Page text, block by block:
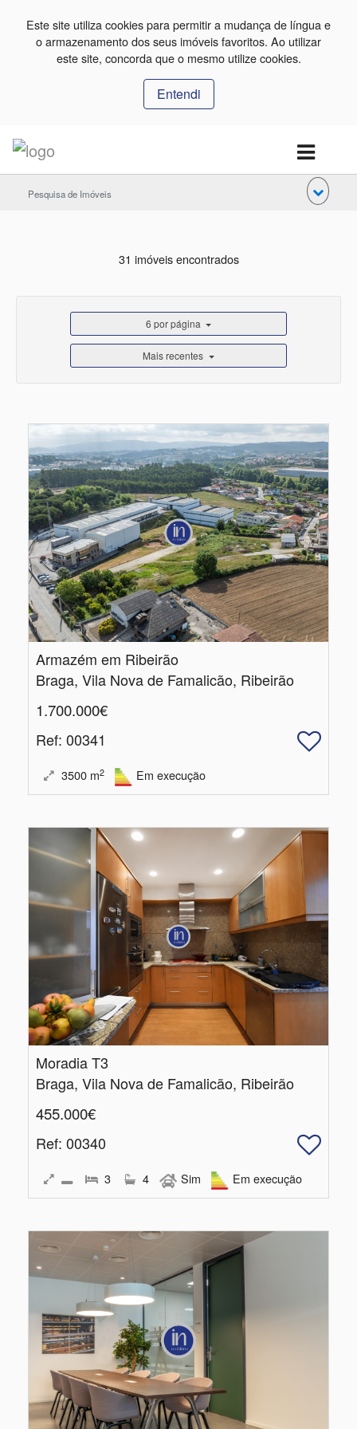
Este site utiliza cookies para permitir a mudança de língua e
o armazenamento dos seus imóveis favoritos. Ao utilizar
este site, concorda que o mesmo utilize cookies.
Entendi
Pesquisa de Imóveis
31 imóveis encontrados
6 por página
Mais recentes
Armazém em Ribeirão
Braga, Vila Nova de Famalicão, Ribeirão
1.700.000€
Ref: 00341
3500 m2 Em execução
Moradia T3
Braga, Vila Nova de Famalicão, Ribeirão
455.000€
Ref: 00340
3 4 Sim Em execução